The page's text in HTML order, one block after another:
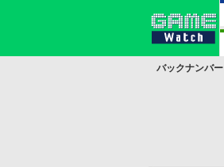
バックナンバー